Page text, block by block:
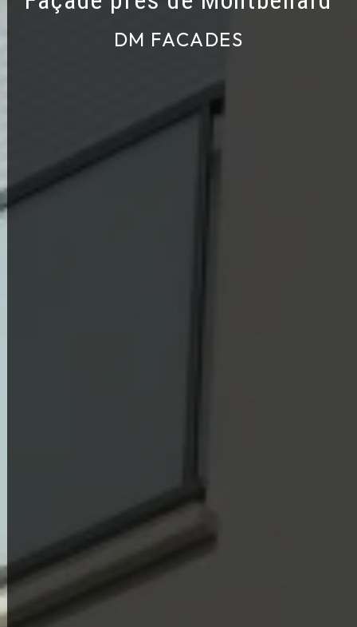
DM FACADES